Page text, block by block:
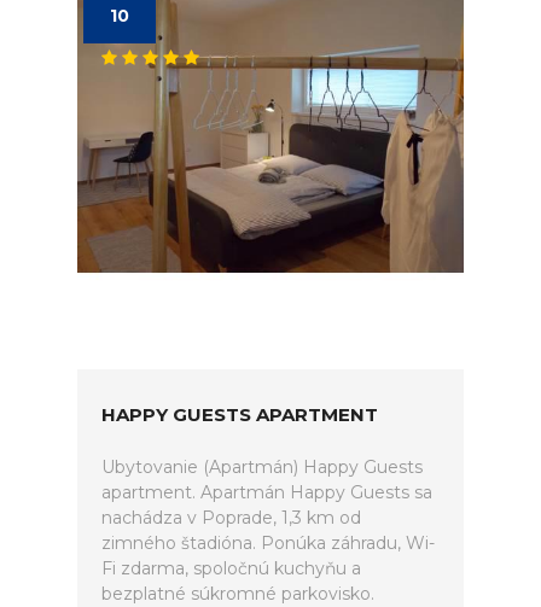
10
HAPPY GUESTS APARTMENT
Ubytovanie (Apartmán) Happy Guests
apartment. Apartmán Happy Guests sa
nachádza v Poprade, 1,3 km od
zimného štadióna. Ponúka záhradu, Wi-
Fi zdarma, spoločnú kuchyňu a
bezplatné súkromné parkovisko.